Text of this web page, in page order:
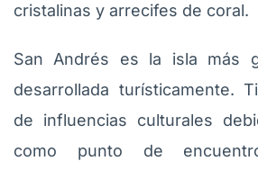
cristalinas y arrecifes de coral.
San Andrés es la isla más
desarrollada turísticamente.
de influencias culturales
como punto de